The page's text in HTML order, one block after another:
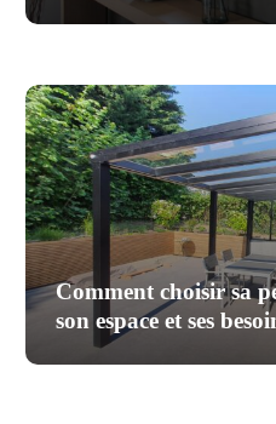
Comment choisir sa
son espace et ses